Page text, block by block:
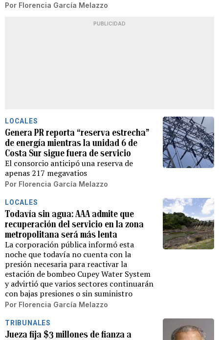
Por Florencia García Melazzo
PUBLICIDAD
LOCALES
Genera PR reporta “reserva estrecha”
de energía mientras la unidad 6 de
Costa Sur sigue fuera de servicio
El consorcio anticipó una reserva de
apenas 217 megavatios
Por Florencia García Melazzo
LOCALES
Todavía sin agua: AAA admite que
recuperación del servicio en la zona
metropolitana será más lenta
La corporación pública informó esta
noche que todavía no cuenta con la
presión necesaria para reactivar la
estación de bombeo Cupey Water System
y advirtió que varios sectores continuarán
con bajas presiones o sin suministro
Por Florencia García Melazzo
TRIBUNALES
Jueza fija $3 millones de fianza a